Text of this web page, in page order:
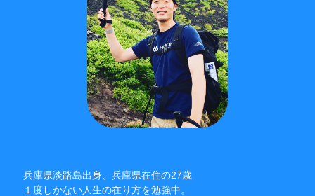
兵庫県淡路島出身、兵庫県在住の27歳
１度しかない人生の在り方を勉強中。